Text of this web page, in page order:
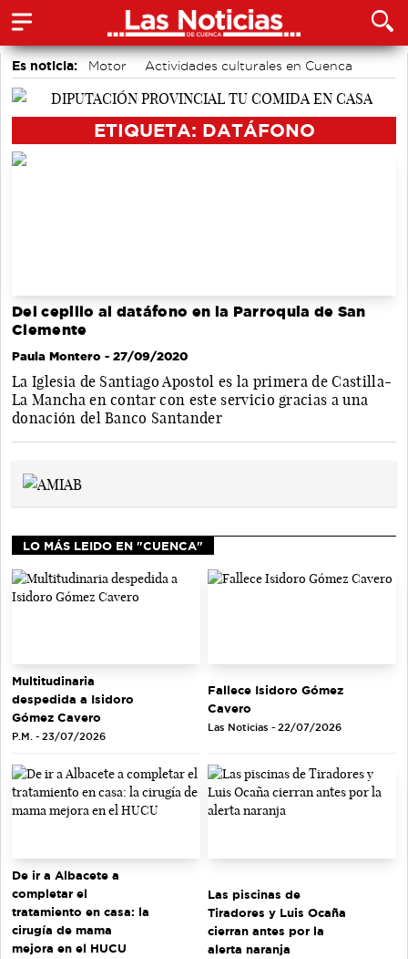
Es noticia: Motor
Actividades culturales en Cuenca
Medio Ambiente
ETIQUETA: DATÁFONO
Del cepillo al datáfono en la Parroquia de San
Clemente
Paula Montero - 27/09/2020
La Iglesia de Santiago Apostol es la primera de Castilla-
La Mancha en contar con este servicio gracias a una
donación del Banco Santander
LO MÁS LEIDO EN "CUENCA"
Multitudinaria
despedida a Isidoro
Gómez Cavero
P.M. - 23/07/2026
Fallece Isidoro Gómez
Cavero
Las Noticias - 22/07/2026
De ir a Albacete a
completar el
tratamiento en casa: la
cirugía de mama
mejora en el HUCU
Las piscinas de
Tiradores y Luis Ocaña
cierran antes por la
alerta naranja